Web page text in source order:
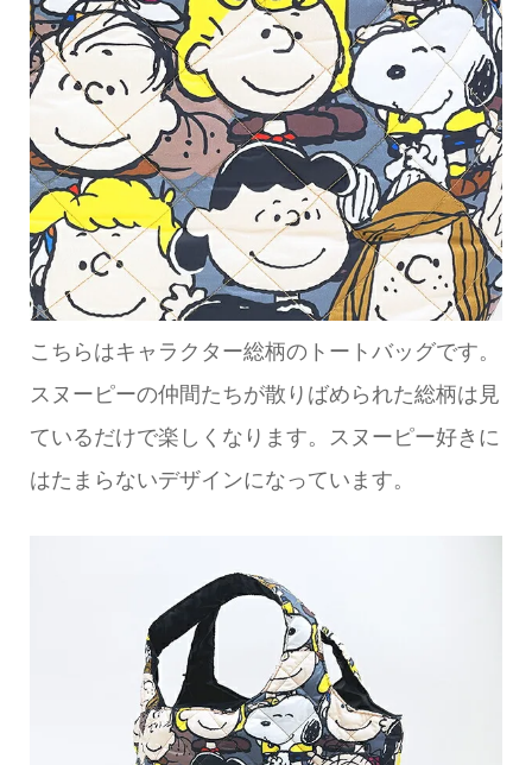
こちらはキャラクター総柄のトートバッグです。
スヌーピーの仲間たちが散りばめられた総柄は見
ているだけで楽しくなります。スヌーピー好きに
はたまらないデザインになっています。